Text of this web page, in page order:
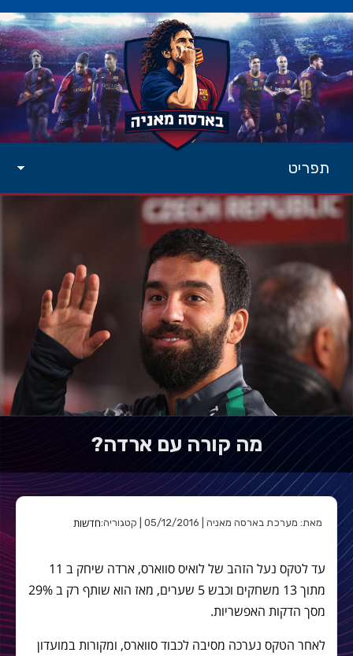
תפריט
מה קורה עם ארדה?
מאת: מערכת בארסה מאניה | 05/12/2016 | קטגוריה: חדשות
עד לטקס נעל הזהב של לואיס סווארס, ארדה שיחק ב 11
מתוך 13 משחקים וכבש 5 שערים, מאז הוא שותף רק ב 29%
מסך הדקות האפשריות.
לאחר הטקס נערכה מסיבה לכבוד סווארס, ומקורות במועדון